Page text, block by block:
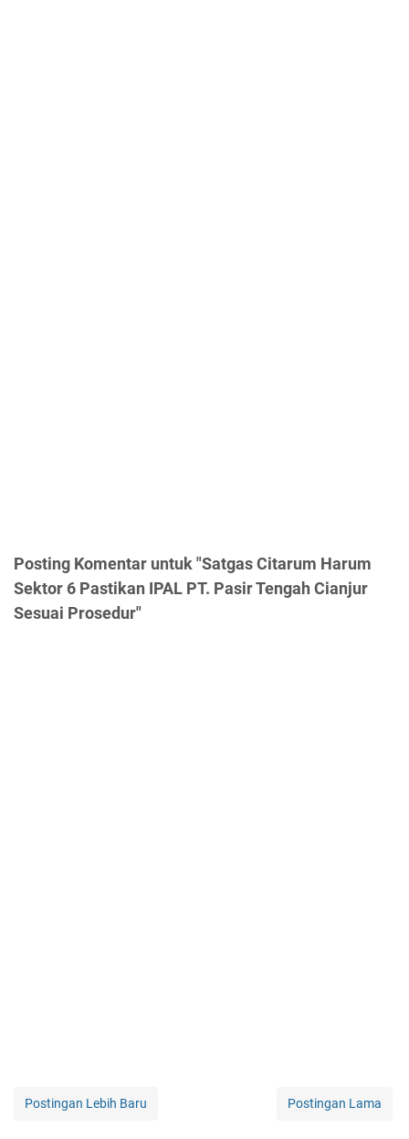
Posting Komentar untuk "Satgas Citarum Harum
Sektor 6 Pastikan IPAL PT. Pasir Tengah Cianjur
Sesuai Prosedur"
Postingan Lebih Baru Postingan Lama